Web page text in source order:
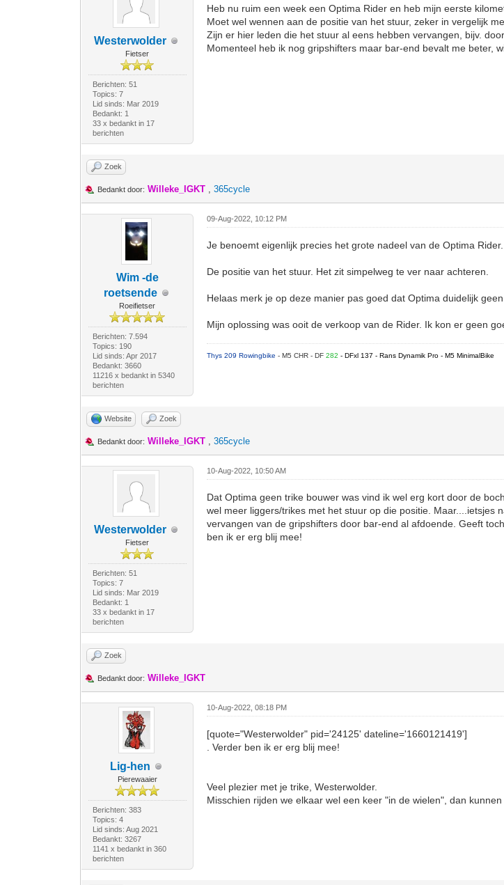
Westerwolder
Fietser
Berichten: 51
Topics: 7
Lid sinds: Mar 2019
Bedankt: 1
33 x bedankt in 17
berichten
Heb nu ruim een week een Optima Rider en heb mijn eerste
Moet wel wennen aan de positie van het stuur, zeker in vergelijk
Zijn er hier leden die het stuur al eens hebben vervangen, bijv.
Momenteel heb ik nog gripshifters maar bar-end bevalt me beter,
Zoek
Bedankt door: Willeke_IGKT ,365cycle
Wim -de
roetsende
Roeifietser
Berichten: 7.594
Topics: 190
Lid sinds: Apr 2017
Bedankt: 3660
11216 x bedankt in 5340
berichten
09-Aug-2022, 10:12 PM
Je benoemt eigenlijk precies het grote nadeel van de Optima Rider.
De positie van het stuur. Het zit simpelweg te ver naar achteren.
Helaas merk je op deze manier pas goed dat Optima duidelijk
Mijn oplossing was ooit de verkoop van de Rider. Ik kon er geen
Thys 209 Rowingbike- M5 CHR - DF282- DFxl 137 - Rans Dynamik Pro - M5 MinimalBike
Website Zoek
Bedankt door: Willeke_IGKT ,365cycle
Westerwolder
Fietser
Berichten: 51
Topics: 7
Lid sinds: Mar 2019
Bedankt: 1
33 x bedankt in 17
berichten
10-Aug-2022, 10:50 AM
Dat Optima geen trike bouwer was vind ik wel erg kort door de
wel meer liggers/trikes met het stuur op die positie. Maar....ietsjes
vervangen van de gripshifters door bar-end al afdoende. Geeft
ben ik er erg blij mee!
Zoek
Bedankt door: Willeke_IGKT
Lig-hen
Pierewaaier
Berichten: 383
Topics: 4
Lid sinds: Aug 2021
Bedankt: 3267
1141 x bedankt in 360
berichten
10-Aug-2022, 08:18 PM
[quote="Westerwolder" pid='24125' dateline='1660121419']
. Verder ben ik er erg blij mee!
Veel plezier met je trike, Westerwolder.
Misschien rijden we elkaar wel een keer "in de wielen", dan